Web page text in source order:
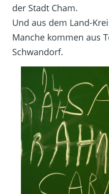
der Stadt Cham.
Und aus dem Land-
Manche kommen aus
Schwandorf.